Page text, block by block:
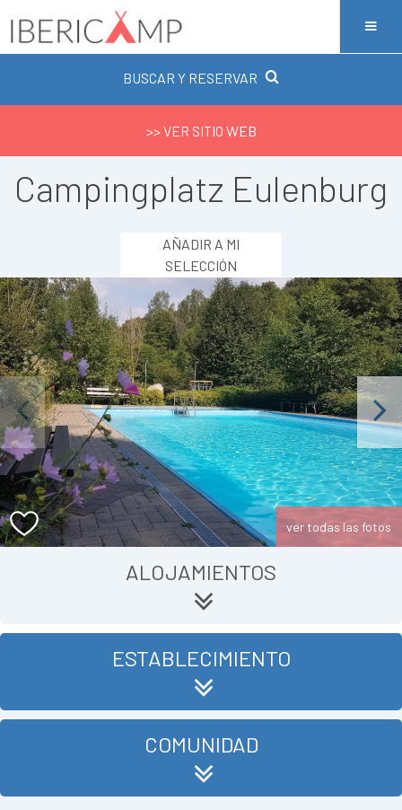
BUSCAR Y RESERVAR
>> VER SITIO WEB
Campingplatz Eulenburg
AÑADIR A MI
SELECCIÓN
Next
ver todas las fotos
ALOJAMIENTOS
ESTABLECIMIENTO
COMUNIDAD